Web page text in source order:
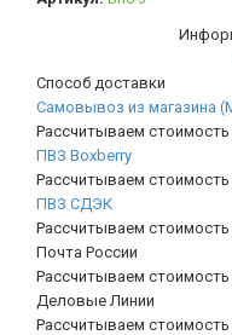
Способ доставки
Самовывоз из магазина
Рассчитываем стоимость
ПВЗ Boxberry
Рассчитываем стоимость
ПВЗ СДЭК
Рассчитываем стоимость
Почта России
Рассчитываем стоимость
Деловые Линии
Рассчитываем стоимость